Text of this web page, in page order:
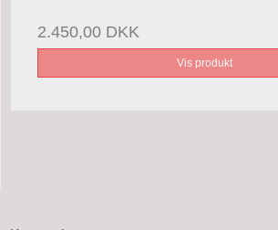
2.450,00 DKK
Vis produkt